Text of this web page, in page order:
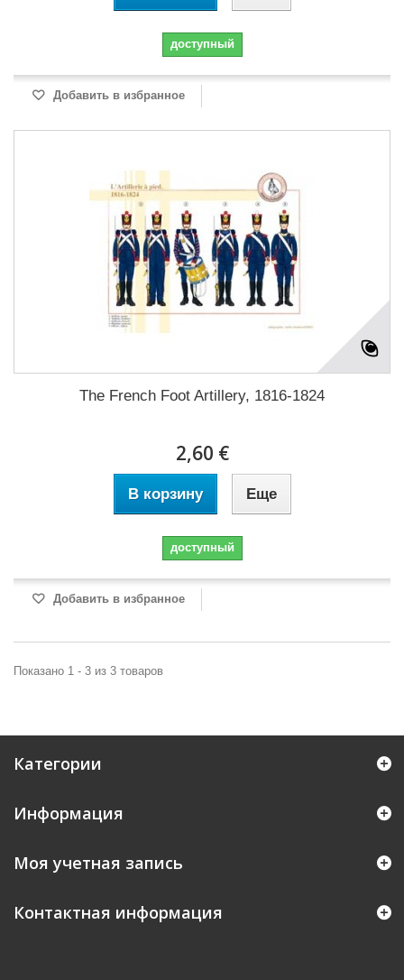
доступный
Добавить в избранное
The French Foot Artillery, 1816-1824
2,60 €
В корзину Еще
доступный
Добавить в избранное
Показано 1 - 3 из 3 товаров
Категории
Информация
Моя учетная запись
Контактная информация